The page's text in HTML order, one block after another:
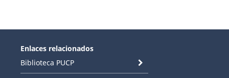
Enlaces relacionados
Biblioteca PUCP